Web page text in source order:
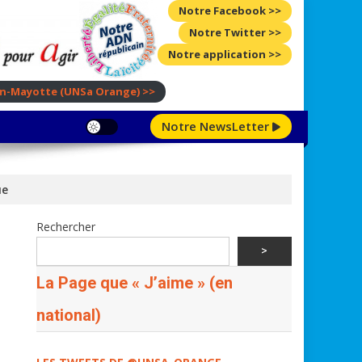
Notre Facebook >>
Notre Twitter >>
Notre application >>
Mayotte (UNSa Orange) >>
Notre NewsLetter
Rechercher
>
La Page que « J’aime » (en
national)